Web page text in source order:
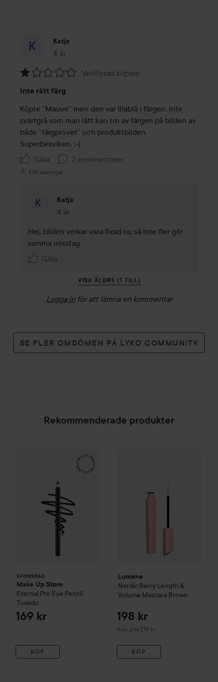
Katja
4 år
Inlägget skapades 4 år
1
av
5
Verifierad köpare
Inte rätt färg
Köpte ”Mauve” men den var lilablå i färgen, inte
svartgrå som man lätt kan tro av färgen på bilden av
både ”färgprovet” och produktbilden.
Superbesviken. :-(
Gilla
2 kommentarer
478 visningar
Katja
4 år
Kommentaren lades 4 år
Hej, bilden verkar vara fixad nu så inte fler gör
samma misstag.
Gilla
VISA ÄLDRE (1 TILL)
Logga in för att lämna en kommentar
SE FLER OMDÖMEN PÅ LYKO COMMUNITY
Rekommenderade produkter
SPONSRAD
Make Up Store
Eternal Pro Eye Pencil
Tuxedo
169 kr
KÖP
Make Up Store
Lumene
Nordic Berry Length &
Volume Mascara Brown
198 kr
Rek. pris 219 kr
Rekommenderat pris 219 kr
KÖP